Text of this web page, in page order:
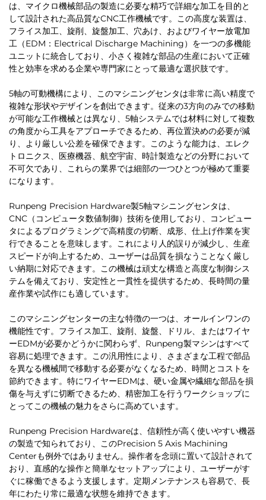
は、マイクロ機械部品の製造に必要な精巧で詳細な加工を目的と
して設計された高品質なCNC工作機械です。この高度な装置は、
フライス加工、旋削、旋盤加工、穴あけ、およびワイヤー放電加
工（EDM：Electrical Discharge Machining）を一つの多機能
ユニットに統合しており、小さく複雑な部品の生産において正確
性と効率を求める企業や専門家にとって最適な選択肢です。
5軸の可動機構により、このマシニングセンタは非常に高い精度で
複雑な形状やデザインを創出できます。従来の3方向のみでの移動
が可能な工作機械とは異なり、5軸システムでは材料に対して複数
の角度から工具をアプローチできるため、再位置決めの必要が減
り、より厳しい公差を確保できます。このような能力は、エレク
トロニクス、医療機器、航空宇宙、時計製造などの分野において
不可欠であり、これらの業界では細部の一つひとつが極めて重要
になります。
Runpeng Precision Hardware製5軸マシニングセンタは、
CNC（コンピュータ数値制御）技術を使用しており、コンピュー
タによるプログラミングで高精度の切断、成形、仕上げ作業を実
行できることを意味します。これにより人的誤りが減少し、生産
スピードが向上するため、ユーザーは品質を損なうことなく厳し
い納期に対応できます。この機械は頑丈な構造と高度な制御シス
テムを備えており、安定性と一貫性を提供するため、長時間の量
産作業や試作にも適しています。
このマシニングセンターの主な特徴の一つは、オールインワンの
機能性です。フライス加工、旋削、旋盤、ドリル、またはワイヤ
ーEDMが必要かどうかに関わらず、Runpeng製マシンはすべて
容易に処理できます。この汎用性により、さまざまな工程で部品
を異なる機械間で移動する必要がなくなるため、時間とコストを
節約できます。特にワイヤーEDMは、硬い金属や繊細な部品を損
傷を与えずに切断できるため、精密加工を行うワークショップに
とってこの機械の魅力をさらに高めています。
Runpeng Precision Hardwareは、信頼性が高く使いやすい機器
の製造で知られており、このPrecision 5 Axis Machining
Centerも例外ではありません。操作者を念頭に置いて設計されて
おり、直感的な操作と簡単なセットアップにより、ユーザーがす
ぐに稼働できるよう支援します。定期メンテナンスも容易で、長
年にわたり常に最適な状態を維持できます。